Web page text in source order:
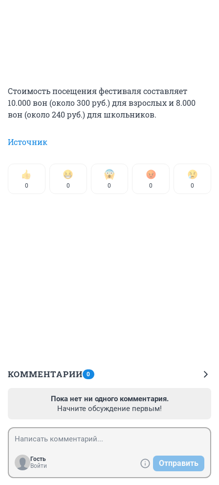
Стоимость посещения фестиваля составляет
10.000 вон (около 300 руб.) для взрослых и 8.000
вон (около 240 руб.) для школьников.
Источник
0 0 0 0 0
КОММЕНТАРИИ 0
Пока нет ни одного комментария.
Начните обсуждение первым!
Гость
Войти
Отправить